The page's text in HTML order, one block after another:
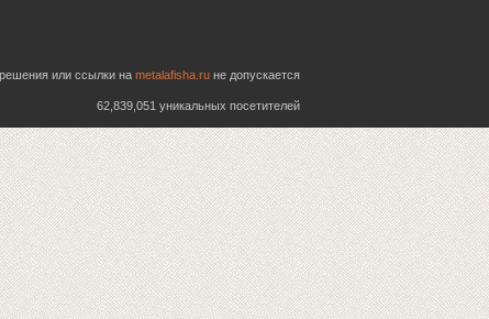
или ссылки на metalafisha.ru не допускается
62,839,051 уникальных посетителей